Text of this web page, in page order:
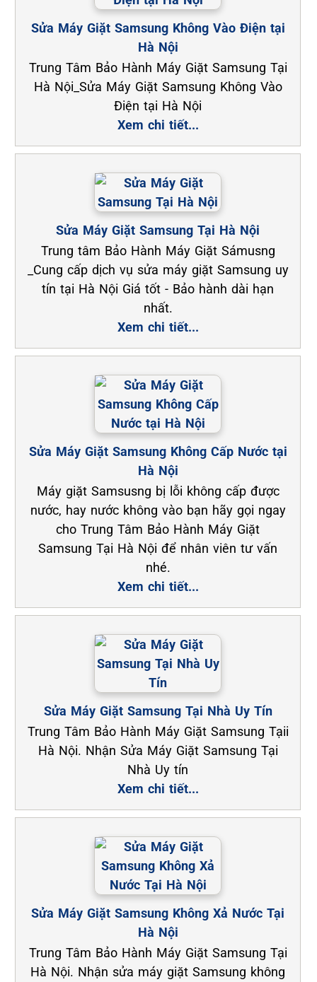
Sửa Máy Giặt Samsung Không Vào Điện tại
Hà Nội
Trung Tâm Bảo Hành Máy Giặt Samsung Tại
Hà Nội_Sửa Máy Giặt Samsung Không Vào
Điện tại Hà Nội
Xem chi tiết...
Sửa Máy Giặt Samsung Tại Hà Nội
Trung tâm Bảo Hành Máy Giặt Sámusng
_Cung cấp dịch vụ sửa máy giặt Samsung uy
tín tại Hà Nội Giá tốt - Bảo hành dài hạn
nhất.
Xem chi tiết...
Sửa Máy Giặt Samsung Không Cấp Nước tại
Hà Nội
Máy giặt Samsusng bị lỗi không cấp được
nước, hay nước không vào bạn hãy gọi ngay
cho Trung Tâm Bảo Hành Máy Giặt
Samsung Tại Hà Nội để nhân viên tư vấn
nhé.
Xem chi tiết...
Sửa Máy Giặt Samsung Tại Nhà Uy Tín
Trung Tâm Bảo Hành Máy Giặt Samsung Tạii
Hà Nội. Nhận Sửa Máy Giặt Samsung Tại
Nhà Uy tín
Xem chi tiết...
Sửa Máy Giặt Samsung Không Xả Nước Tại
Hà Nội
Trung Tâm Bảo Hành Máy Giặt Samsung Tại
Hà Nội. Nhận sửa máy giặt Samsung không